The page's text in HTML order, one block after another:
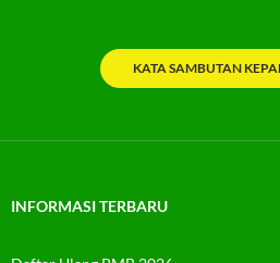
KATA SAMBUTAN
INFORMASI TERBARU